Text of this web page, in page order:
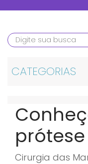
CATEGORIAS
Cirurgia das